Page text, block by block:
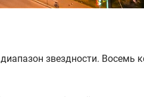
звездности. Восемь